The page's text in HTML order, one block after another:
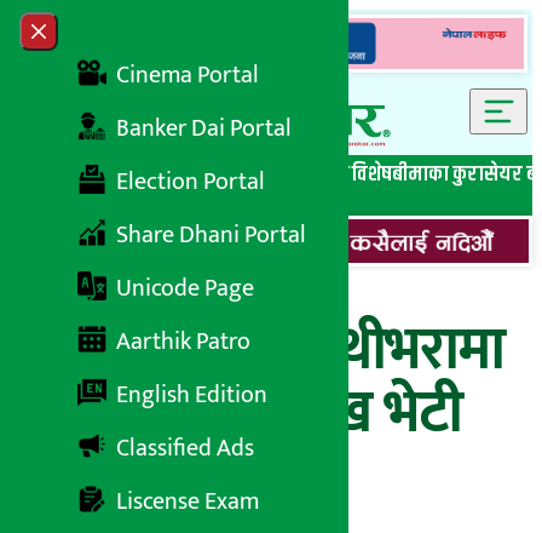
Skip to content
Close menu
Cinema Portal
Banker Dai Portal
Election Portal
Share Dhani Portal
Unicode Page
Aarthik Patro
English Edition
Classified Ads
Liscense Exam
सबै समाचारबेथिति मुर्दाबादबैंकिङ विशेष लघुवित्त विशेषबीमाका कुरासेयर
वैशाखमा मात्रै पाथीभरामा
एक करोड ६ लाख भेटी
संकलन